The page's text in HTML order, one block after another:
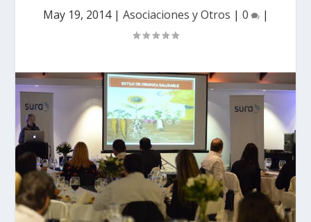
May 19, 2014| Asociaciones y Otros | 0 |